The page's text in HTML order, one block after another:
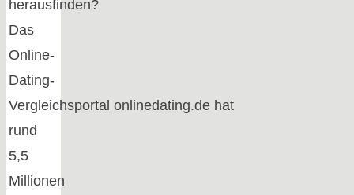
herausfinden?
Das
Online-
Dating-
Vergleichsportal onlinedating.de hat
rund
5,5
Millionen